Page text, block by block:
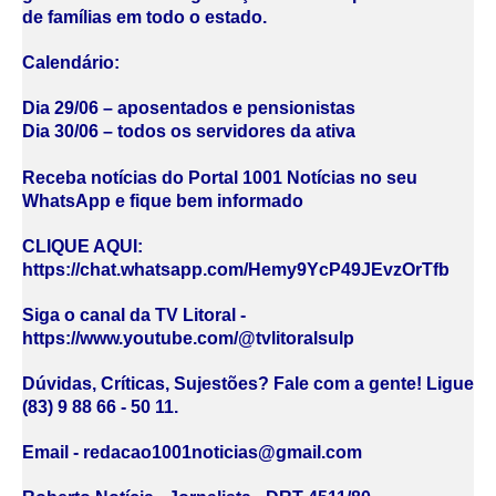
de famílias em todo o estado.
Calendário:
Dia 29/06 – aposentados e pensionistas
Dia 30/06 – todos os servidores da ativa
Receba notícias do Portal 1001 Notícias no seu
WhatsApp e fique bem informado
CLIQUE AQUI:
https://chat.whatsapp.com/Hemy9YcP49JEvzOrTfb
Siga o canal da TV Litoral -
https://www.youtube.com/@tvlitoralsulp
Dúvidas, Críticas, Sujestões? Fale com a gente! Ligue
(83) 9 88 66 - 50 11.
Email - redacao1001noticias@gmail.com